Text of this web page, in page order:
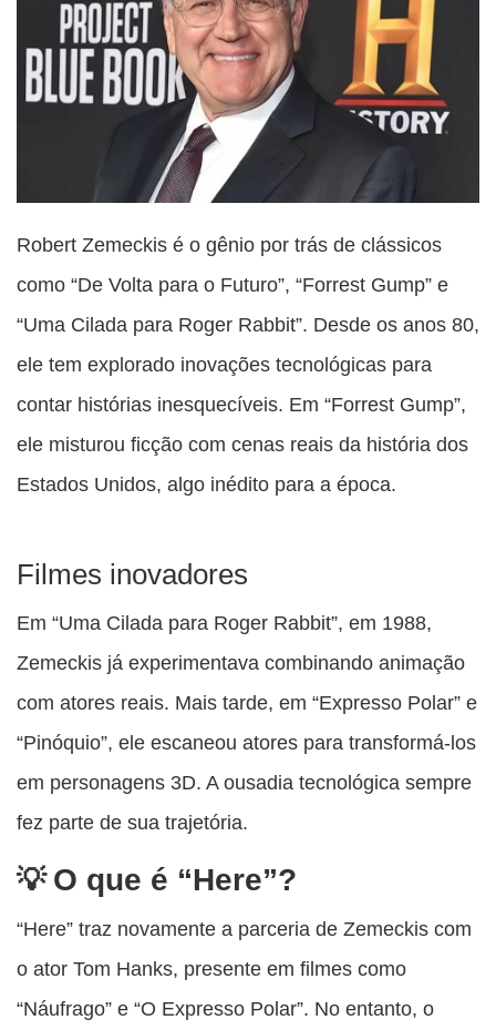
Robert Zemeckis é o gênio por trás de clássicos
como “De Volta para o Futuro”, “Forrest Gump” e
“Uma Cilada para Roger Rabbit”. Desde os anos 80,
ele tem explorado inovações tecnológicas para
contar histórias inesquecíveis. Em “Forrest Gump”,
ele misturou ficção com cenas reais da história dos
Estados Unidos, algo inédito para a época.
Filmes inovadores
Em “Uma Cilada para Roger Rabbit”, em 1988,
Zemeckis já experimentava combinando animação
com atores reais. Mais tarde, em “Expresso Polar” e
“Pinóquio”, ele escaneou atores para transformá-los
em personagens 3D. A ousadia tecnológica sempre
fez parte de sua trajetória.
O que é “Here”?
“Here” traz novamente a parceria de Zemeckis com
o ator Tom Hanks, presente em filmes como
“Náufrago” e “O Expresso Polar”. No entanto, o